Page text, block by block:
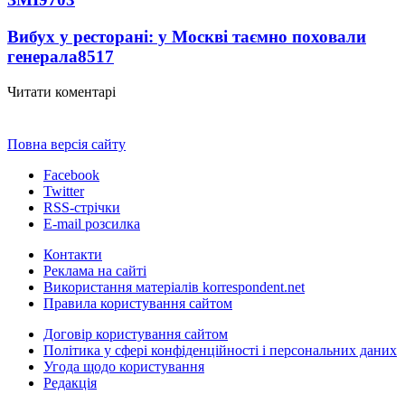
Вибух у ресторані: у Москві таємно поховали
генерала8517
Читати коментарі
Повна версія сайту
Facebook
Twitter
RSS-стрічки
E-mail розсилка
Контакти
Реклама на сайті
Використання матеріалів korrespondent.net
Правила користування сайтом
Договір користування сайтом
Політика у сфері конфіденційності і персональних даних
Угода щодо користування
Редакція